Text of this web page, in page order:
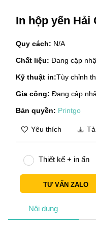
In hộp yến Hải
Quy cách: N/A
Chất liệu: Đang cập
Kỹ thuật in:Tùy chỉnh
Gia công: Đang cập
Bản quyền: Printgo
Yêu thích
Thiết kế + in ấn
TƯ VẤN ZALO
Nội dung